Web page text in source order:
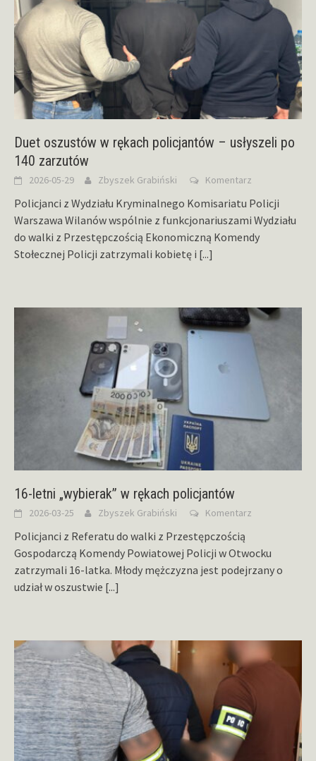
Duet oszustów w rękach policjantów – usłyszeli po
140 zarzutów
2026-05-29 Zbyszek Grabiński Komentarz
Policjanci z Wydziału Kryminalnego Komisariatu Policji
Warszawa Wilanów wspólnie z funkcjonariuszami Wydziału
do walki z Przestępczością Ekonomiczną Komendy
Stołecznej Policji zatrzymali kobietę i [...]
16-letni „wybierak” w rękach policjantów
2026-03-25 Zbyszek Grabiński Komentarz
Policjanci z Referatu do walki z Przestępczością
Gospodarczą Komendy Powiatowej Policji w Otwocku
zatrzymali 16-latka. Młody mężczyzna jest podejrzany o
udział w oszustwie [...]